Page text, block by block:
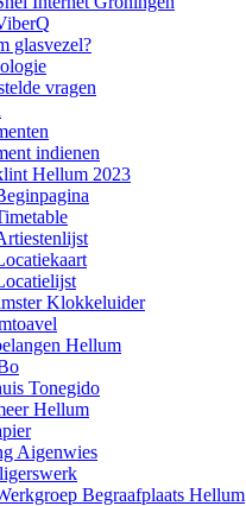
glasvezel?
vragen
indienen
Hellum 2023
Klokkeluider
Hellum
Tonegido
Hellum
Aigenwies
Begraafplaats Hellum